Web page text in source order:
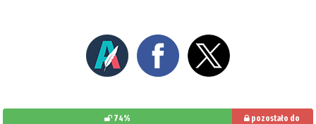
74%
pozostało do